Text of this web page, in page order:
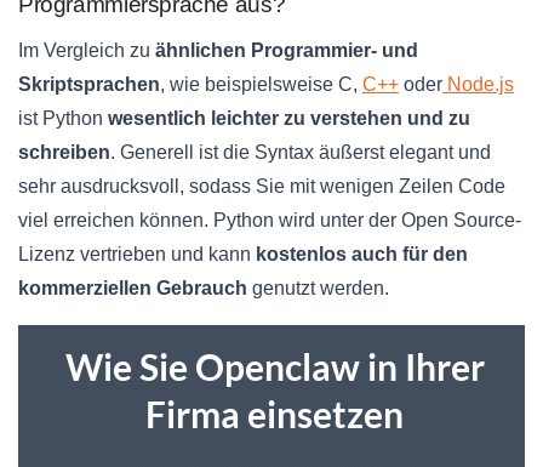
Im Vergleich zu ähnlichen Programmier- und
Skriptsprachen, wie beispielsweise C, C++ oder Node.js
ist Python wesentlich leichter zu verstehen und zu
schreiben. Generell ist die Syntax äußerst elegant und
sehr ausdrucksvoll, sodass Sie mit wenigen Zeilen Code
viel erreichen können. Python wird unter der Open Source-
Lizenz vertrieben und kann kostenlos auch für den
kommerziellen Gebrauch genutzt werden.